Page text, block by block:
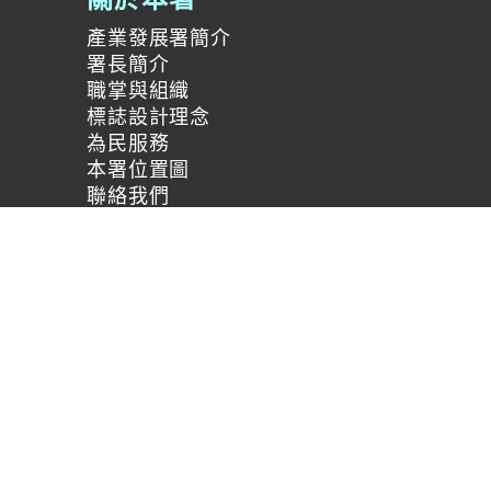
產業發展署簡介
署長簡介
職掌與組織
標誌設計理念
為民服務
本署位置圖
聯絡我們